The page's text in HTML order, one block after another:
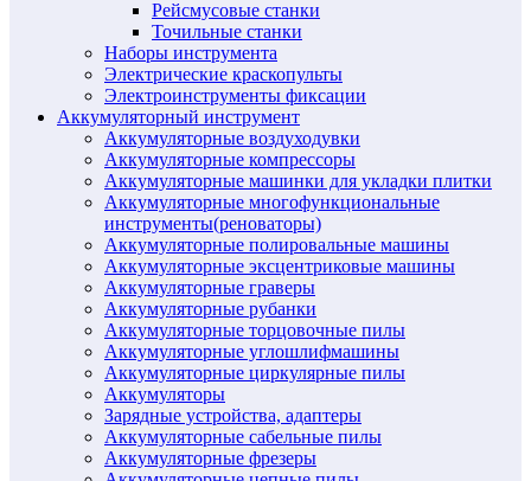
Рейсмусовые станки
Точильные станки
Наборы инструмента
Электрические краскопульты
Электроинструменты фиксации
Аккумуляторный инструмент
Аккумуляторные воздуходувки
Аккумуляторные компрессоры
Аккумуляторные машинки для укладки плитки
Аккумуляторные многофункциональные
инструменты(реноваторы)
Аккумуляторные полировальные машины
Аккумуляторные эксцентриковые машины
Аккумуляторные граверы
Аккумуляторные рубанки
Аккумуляторные торцовочные пилы
Аккумуляторные углошлифмашины
Аккумуляторные циркулярные пилы
Аккумуляторы
Зарядные устройства, адаптеры
Аккумуляторные сабельные пилы
Аккумуляторные фрезеры